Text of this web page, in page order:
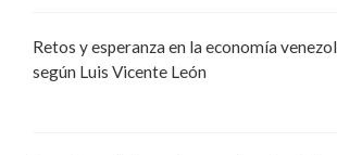
Retos y esperanza en la economía
según Luis Vicente León